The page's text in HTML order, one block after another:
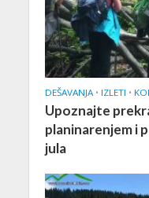
DEŠAVANJA • IZLETI •
Upoznajte
planinarenjem i
jula